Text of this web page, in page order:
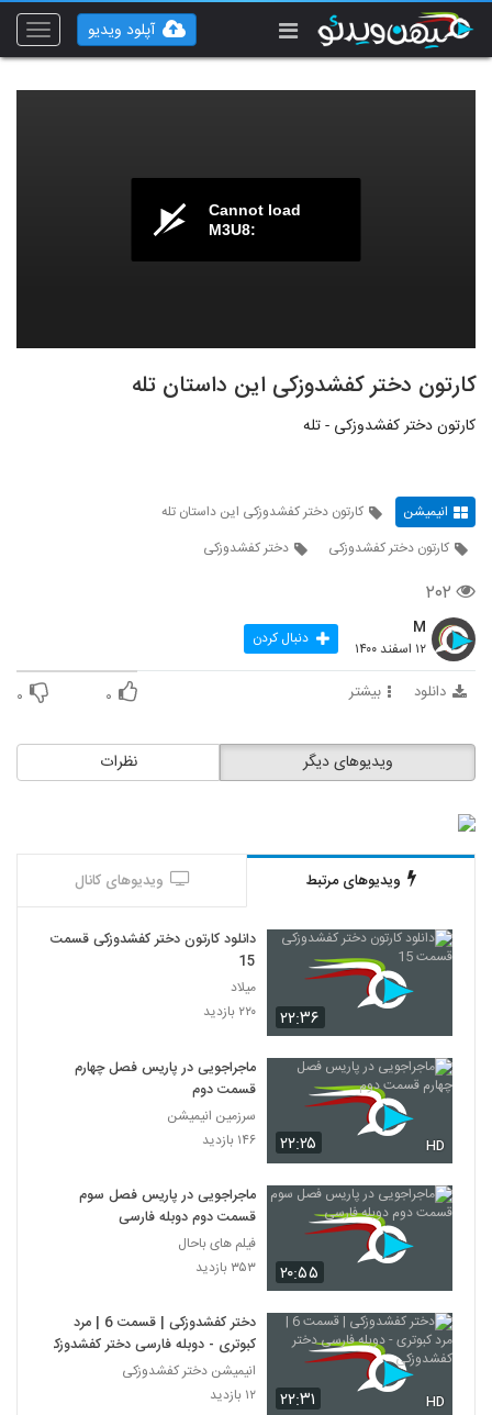
Toggle
آپلود ویدیو
Cannot load
M3U8:
کارتون دختر کفشدوزکی این داستان تله
کارتون دختر کفشدوزکی - تله
انیمیشن
کارتون دختر کفشدوزکی این داستان تله
کارتون دختر کفشدوزکی
دختر کفشدوزکی
۲۰۲
M
۱۲ اسفند ۱۴۰۰ دنبال کردن
دانلود بیشتر ۰ ۰
نظرات ویدیوهای دیگر
ویدیوهای مرتبط ویدیوهای کانال
۲۲:۳۶
دانلود کارتون دختر کفشدوزکی قسمت
15
میلاد
۲۲۰ بازدید
۲۲:۲۵ HD
ماجراجویی در پاریس فصل چهارم
قسمت دوم
سرزمین انیمیشن
۱۴۶ بازدید
۲۰:۵۵
ماجراجویی در پاریس فصل سوم
قسمت دوم دوبله فارسی
فیلم های باحال
۳۵۳ بازدید
۲۲:۳۱ HD
دختر کفشدوزکی | قسمت 6 | مرد
کبوتری - دوبله فارسی دختر کفشدوزکی
انیمیشن دختر کفشدوزکی
۱۲ بازدید